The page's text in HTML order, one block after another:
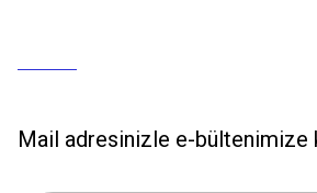
Mail adresinizle e-bültenimize